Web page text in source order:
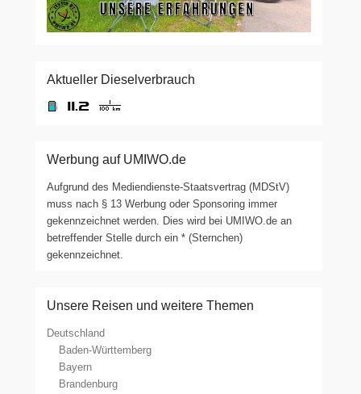
Aktueller Dieselverbrauch
Werbung auf UMIWO.de
Aufgrund des Mediendienste-Staatsvertrag (MDStV)
muss nach § 13 Werbung oder Sponsoring immer
gekennzeichnet werden. Dies wird bei UMIWO.de an
betreffender Stelle durch ein * (Sternchen)
gekennzeichnet.
Unsere Reisen und weitere Themen
Deutschland
Baden-Württemberg
Bayern
Brandenburg